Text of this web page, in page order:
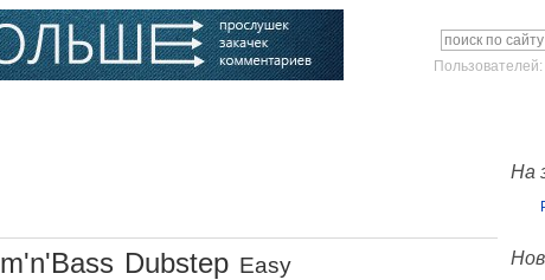
На
Dubstep Easy